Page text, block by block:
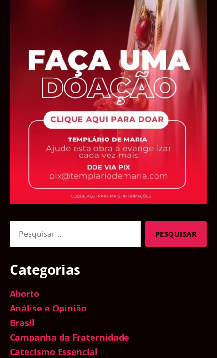
por:
Categorias
Aborto
Análise e Opinião
Brasil
Campanha da Fraternidade
Catecismo Essencial